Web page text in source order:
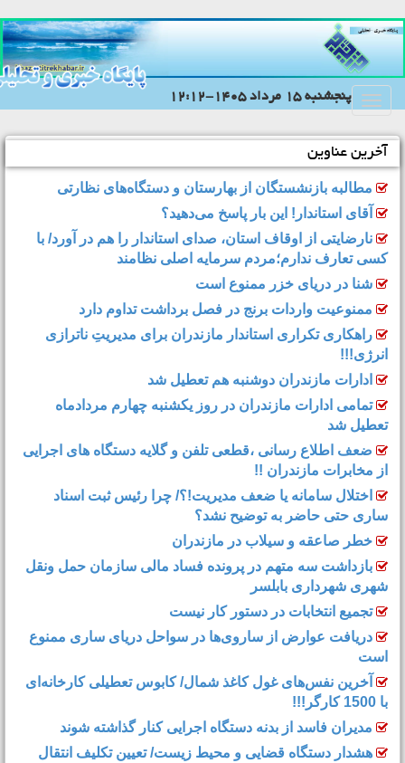
Toggleپنجشنبه 15 مرداد 1405-12:12
آخرین عناوین
مطالبه بازنشستگان از بهارستان و دستگاه‌های نظارتی
آقای استاندار! این بار پاسخ می‌دهید؟
نارضایتی از اوقاف استان، صدای استاندار را هم در آورد/ با
کسی تعارف ندارم؛مردم سرمایه اصلی نظامند
شنا در دریای خزر ممنوع است
ممنوعیت واردات برنج در فصل برداشت تداوم دارد
راهکاری تکراری استاندار مازندران برای مدیریتِ ناترازی
انرژی!!!
ادارات مازندران دوشنبه هم تعطیل شد
تمامی ادارات مازندران در روز یکشنبه چهارم مردادماه
تعطیل شد
ضعف اطلاع رسانی ،قطعی تلفن و گلایه دستگاه های اجرایی
از مخابرات مازندران !!
اختلال سامانه یا ضعف مدیریت!؟/ چرا رئیس ثبت اسناد
ساری حتی حاضر به توضیح نشد؟
خطر صاعقه و سیلاب در مازندران
بازداشت سه متهم در پرونده فساد مالی سازمان حمل‌ ونقل
شهری شهرداری بابلسر
تجمیع انتخابات در دستور کار نیست
دریافت عوارض از ساروی‌ها در سواحل دریای ساری ممنوع
است
آخرین نفس‌های غول کاغذ شمال‌/ ‌کابوس تعطیلی کارخانه‌ای
مدیران فاسد از بدنه دستگاه اجرایی کنار گذاشته شوند
هشدار دستگاه قضایی و محیط زیست/ تعیین تکلیف انتقال